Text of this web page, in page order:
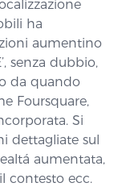
ha
aumentino
senza dubbio,
da quando
Foursquare,
Si
dettagliate sul
aumentata,
contesto ecc.